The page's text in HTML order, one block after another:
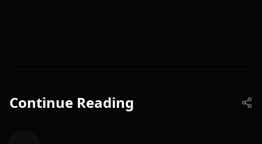
Continue Reading